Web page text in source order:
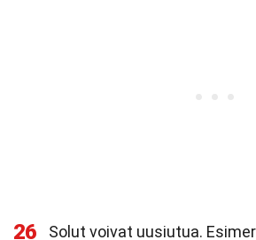
26
Solut voivat uusiutua.